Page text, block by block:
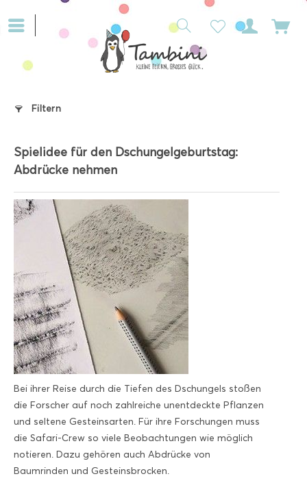
Filtern
Spielidee für den Dschungelgeburtstag:
Abdrücke nehmen
Bei ihrer Reise durch die Tiefen des Dschungels stoßen
die Forscher auf noch zahlreiche unentdeckte Pflanzen
und seltene Gesteinsarten. Für ihre Forschungen muss
die Safari-Crew so viele Beobachtungen wie möglich
notieren. Dazu gehören auch Abdrücke von
Baumrinden und Gesteinsbrocken.